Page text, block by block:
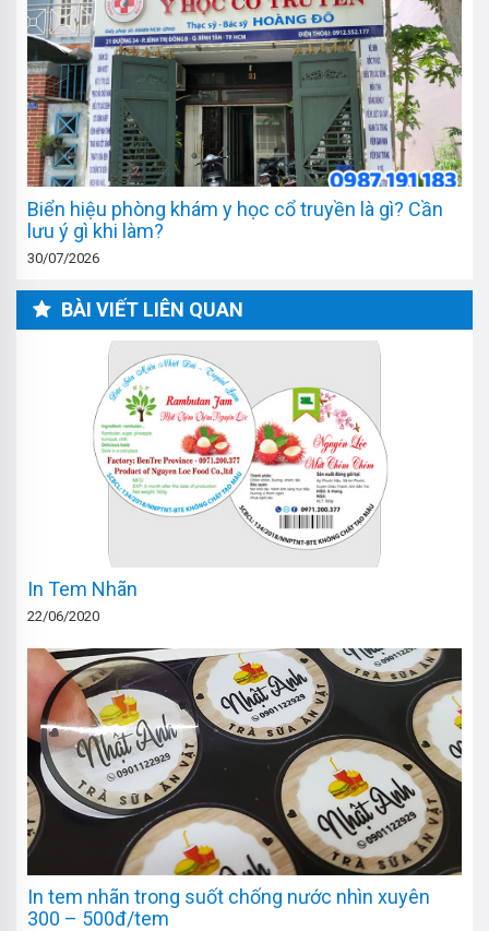
Biển hiệu phòng khám y học cổ truyền là gì? Cần
lưu ý gì khi làm?
30/07/2026
BÀI VIẾT LIÊN QUAN
In Tem Nhãn
22/06/2020
In tem nhãn trong suốt chống nước nhìn xuyên
300 – 500đ/tem